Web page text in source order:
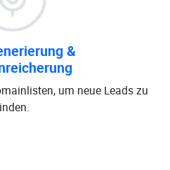
&
um neue Leads zu